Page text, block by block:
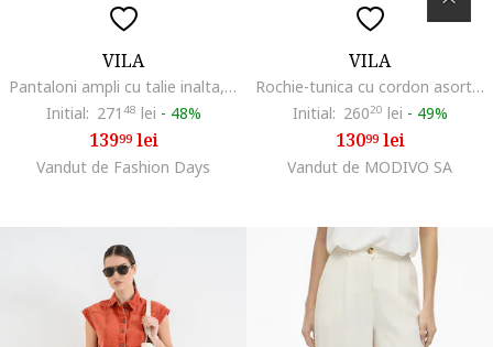
VILA
Pantaloni ampli cu talie inalta, Alb
Initial: 271 48 lei - 48%
13999lei
Vandut de Fashion Days
VILA
Rochie-tunica cu cordon asortat, Alb fildes/Negru
Initial: 26020 lei - 49%
13099lei
Vandut de MODIVO SA